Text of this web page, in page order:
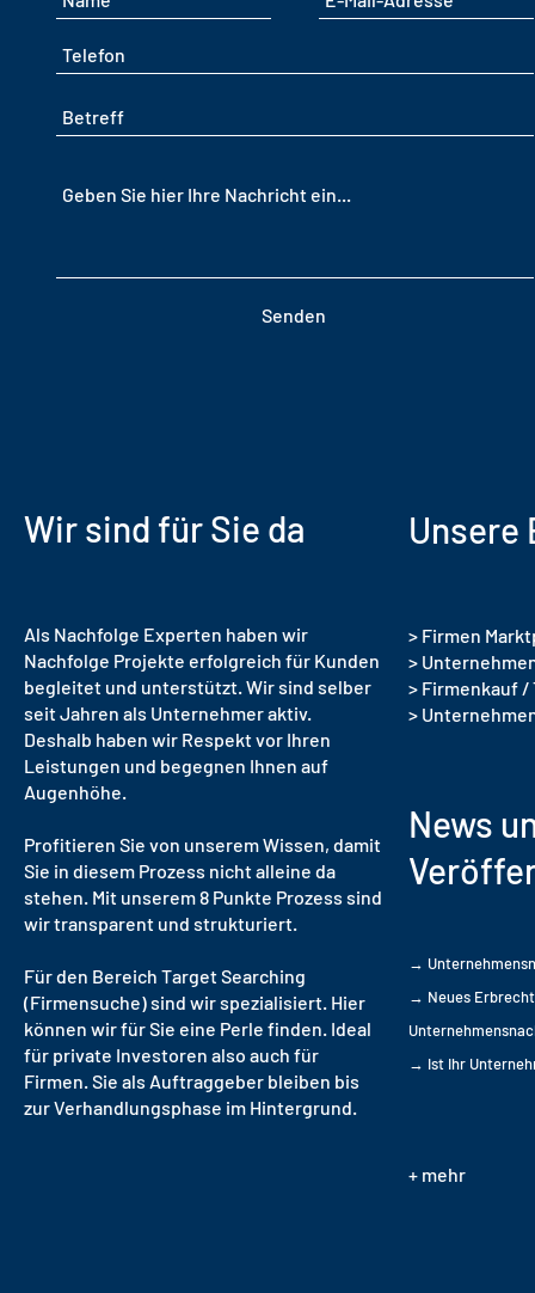
Senden
Wir sind für Sie da
Als Nachfolge Experten haben wir
Nachfolge Projekte erfolgreich für Kunden
begleitet und unterstützt. Wir sind selber
seit Jahren als Unternehmer aktiv.
Deshalb haben wir Respekt vor Ihren
Leistungen und begegnen Ihnen auf
Augenhöhe.
Profitieren Sie von unserem Wissen, damit
Sie in diesem Prozess nicht alleine da
stehen. Mit unserem 8 Punkte Prozess sind
wir transparent und strukturiert.
Für den Bereich Target Searching
(Firmensuche) sind wir spezialisiert. Hier
können wir für Sie eine Perle finden. Ideal
für private Investoren also auch für
Firmen. Sie als Auftraggeber bleiben bis
zur Verhandlungsphase im Hintergrund.
Unsere
> Firmen
>
> Firmenkauf /
>
News
→
→ Neues
→ Ist Ihr
+ mehr